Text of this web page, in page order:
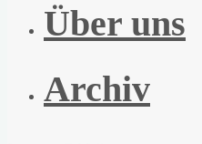
Über uns
Archiv